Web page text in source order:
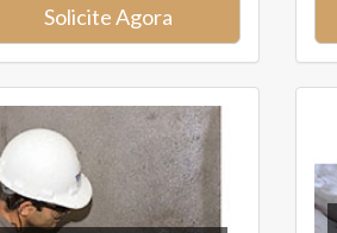
Solicite Agora